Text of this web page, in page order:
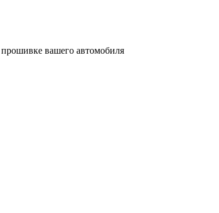
прошивке вашего автомобиля